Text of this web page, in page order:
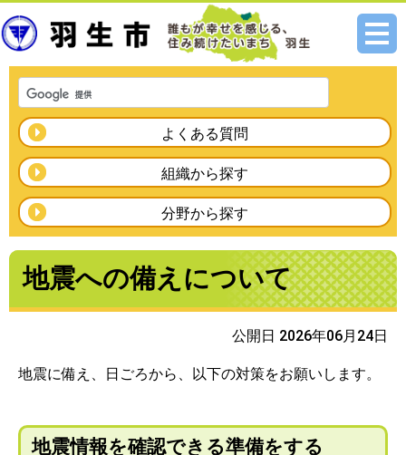
メニ
よくある質問
組織から探す
分野から探す
地震への備えについて
公開日 2026年06月24日
地震に備え、日ごろから、以下の対策をお願いします。
地震情報を確認できる準備をする